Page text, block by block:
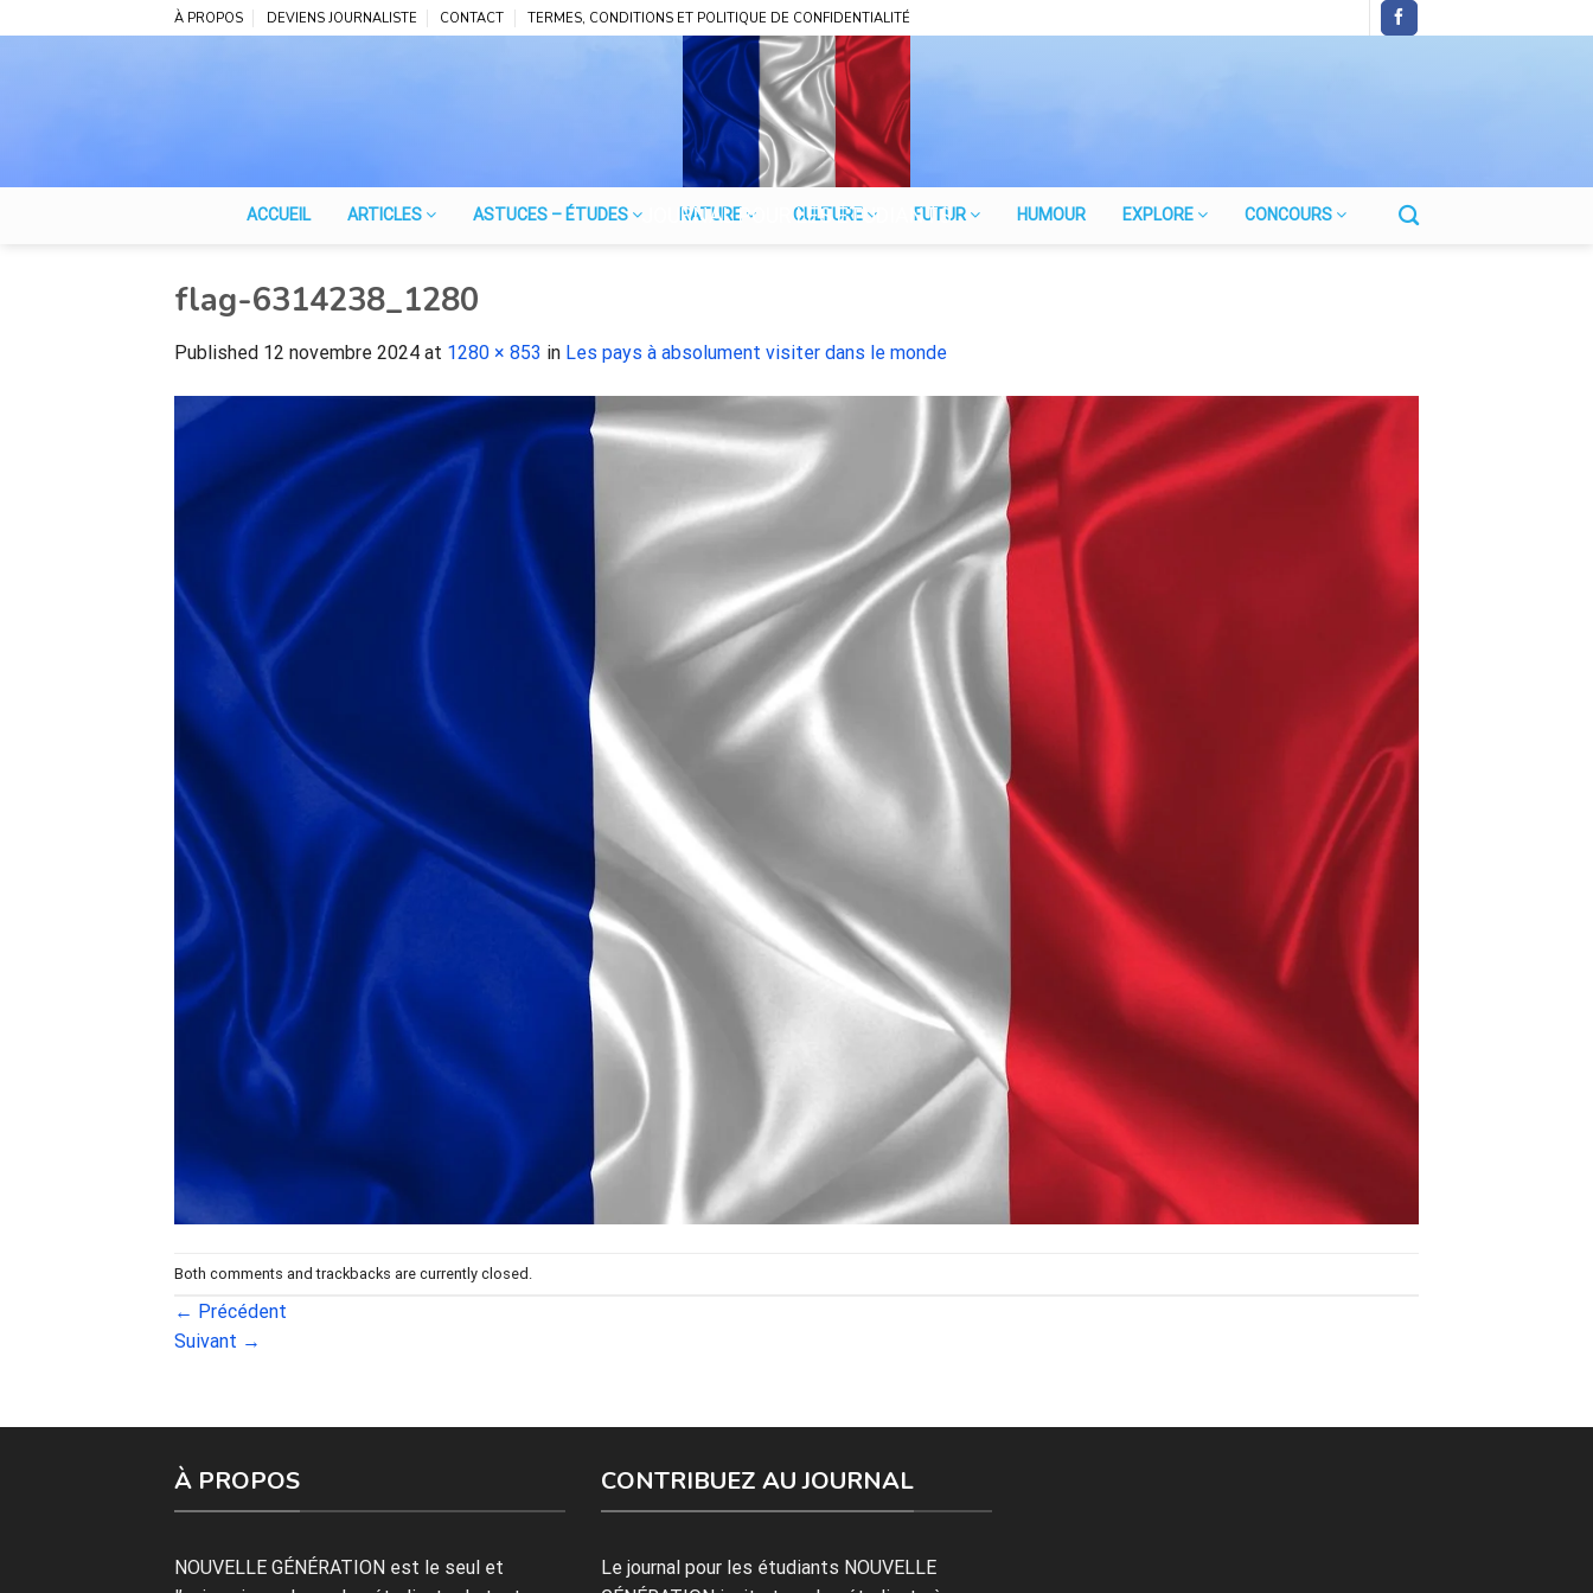
to
À PROPOS DEVIENS JOURNALISTE CONTACT TERMES, CONDITIONS ET POLITIQUE DE CONFIDENTIALITÉ
JOURNAL POUR LES ÉTUDIANTS
ACCUEIL ARTICLES ASTUCES – ÉTUDES NATURE CULTURE FUTUR HUMOUR EXPLORE CONCOURS
flag-6314238_1280
Published 12 novembre 2024 at 1280 × 853 in Les pays à absolument visiter dans le monde
Both comments and trackbacks are currently closed.
← Précédent
Suivant →
À PROPOS
NOUVELLE GÉNÉRATION est le seul et
CONTRIBUEZ AU JOURNAL
Le journal pour les étudiants NOUVELLE